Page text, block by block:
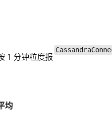
1 分钟粒度报
均